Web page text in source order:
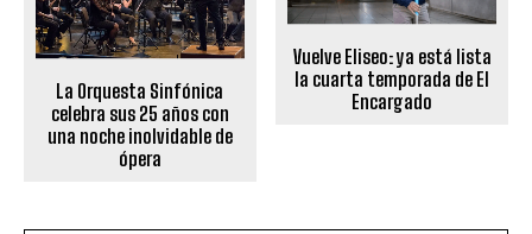
La Orquesta Sinfónica
celebra sus 25 años con
una noche inolvidable de
ópera
Vuelve Eliseo: ya está lista
la cuarta temporada de El
Encargado